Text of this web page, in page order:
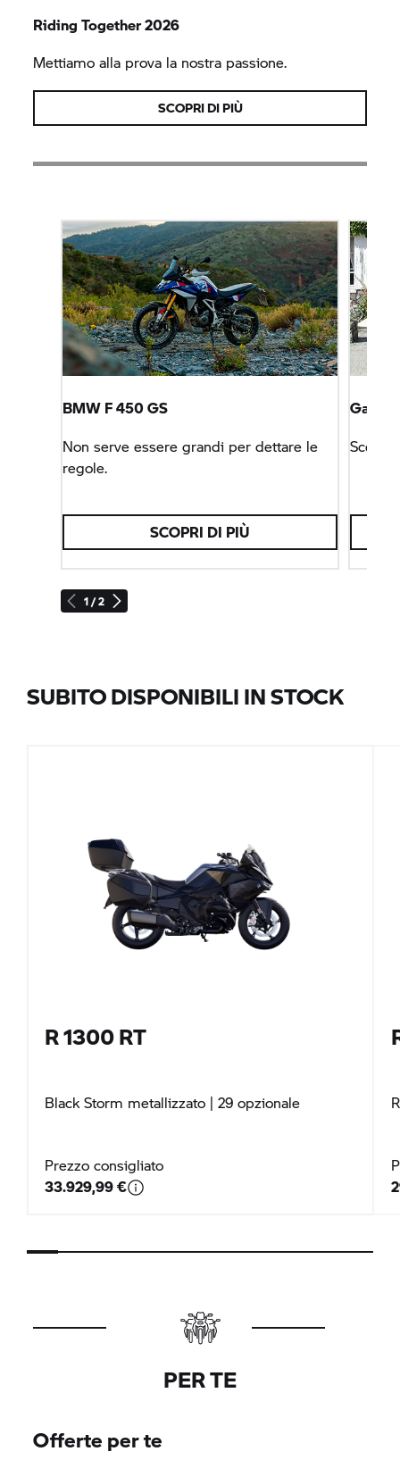
Riding Together 2026
Mettiamo alla prova la nostra passione.
SCOPRI DI PIÙ
1 / 2
BMW F 450 GS
Non serve essere grandi per dettare le
regole.
SCOPRI DI PIÙ
Scegli
SUBITO DISPONIBILI IN STOCK
R 1300 RT
Black Storm metallizzato | 29 opzionale
Prezzo consigliato
33.929,99 €
PER TE
Offerte per te